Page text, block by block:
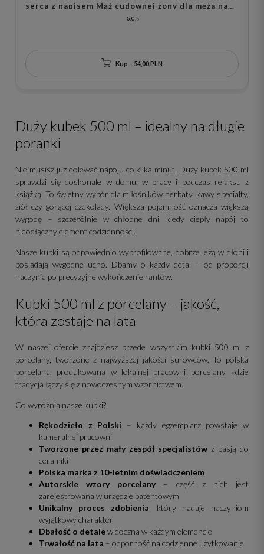
serca z napisem Mąż cudownej żony dla męża na
5.0
Kup – 54,00 PLN
Duży kubek 500 ml – idealny na długie
poranki
Nie musisz już dolewać napoju co kilka minut. Duży kubek 500 ml
sprawdzi się doskonale w domu, w pracy i podczas relaksu z
książką. To świetny wybór dla miłośników herbaty, kawy specialty,
ziół czy gorącej czekolady. Większa pojemność oznacza większą
wygodę – szczególnie w chłodne dni, kiedy ciepły napój to
nieodłączny element codzienności.
Nasze kubki są odpowiednio wyprofilowane, dobrze leżą w dłoni i
posiadają wygodne ucho. Dbamy o każdy detal – od proporcji
naczynia po precyzyjne wykończenie rantów.
Kubki 500 ml z porcelany – jakość,
która zostaje na lata
W naszej ofercie znajdziesz przede wszystkim kubki 500 ml z
porcelany, tworzone z najwyższej jakości surowców. To polska
porcelana, produkowana w lokalnej pracowni porcelany, gdzie
tradycja łączy się z nowoczesnym wzornictwem.
Co wyróżnia nasze kubki?
Rękodzieło z Polski – każdy egzemplarz powstaje w
kameralnej pracowni
Tworzone przez mały zespół specjalistów z pasją do
ceramiki
Polska marka z 10-letnim doświadczeniem
Autorskie wzory porcelany – część z nich jest
zarejestrowana w urzędzie patentowym
Unikalny proces zdobienia , który nadaje naczyniom
wyjątkowy charakter
Dbałość o detalewidoczna w każdym elemencie
Trwałość na lata – odporność na codzienne użytkowanie